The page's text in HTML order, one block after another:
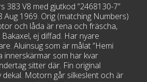
383 V8 med gjutkod ”2468130-7”
Aug 1969. Orig (matching Numbers)
och låda är rena och fräscha,
ej diffad. Har nyare
Aluinsug som är målat ”Hemi
innerskärmar som har kvar
sitter där. Fin original
dekal. Motorn går silkeslent och är